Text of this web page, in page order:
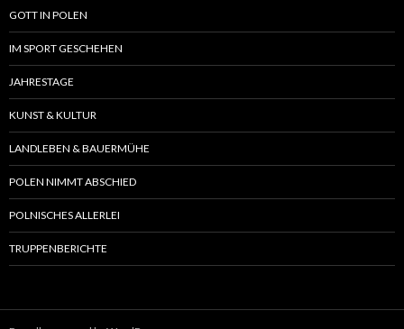
GOTT IN POLEN
IM SPORT GESCHEHEN
JAHRESTAGE
KUNST & KULTUR
LANDLEBEN & BAUERMÜHE
POLEN NIMMT ABSCHIED
POLNISCHES ALLERLEI
TRUPPENBERICHTE